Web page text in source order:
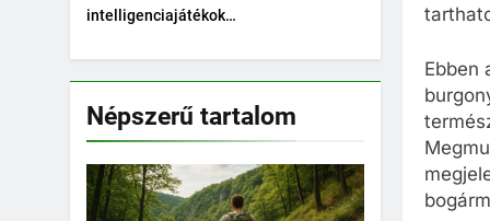
intelligenciajátékokat
mint hittük?
Népszerű tartalom
Ebben